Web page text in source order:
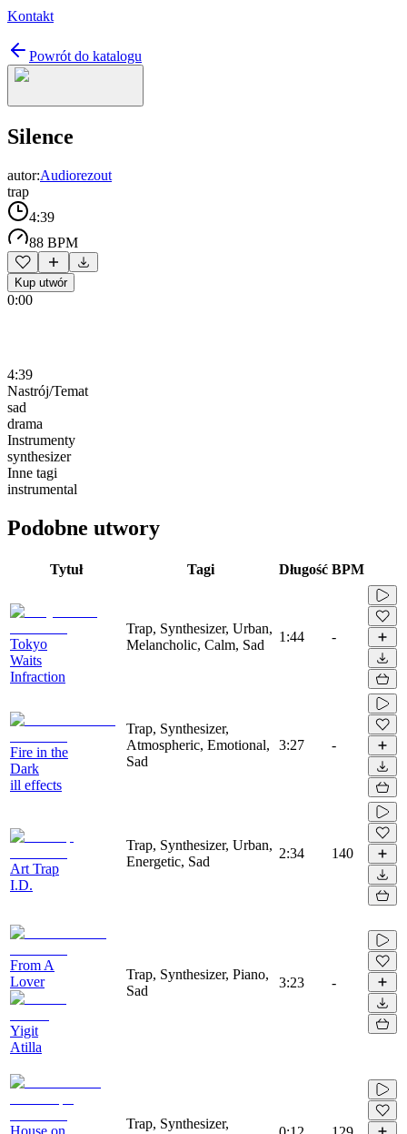
Kontakt
Powrót do katalogu
Silence
autor:Audiorezout
trap
4:39
88 BPM
Kup utwór
0:00
4:39
Nastrój/Temat
sad
drama
Instrumenty
synthesizer
Inne tagi
instrumental
Podobne utwory
Tytuł Tagi Długość BPM
Tokyo
Waits
Infraction
Trap, Synthesizer, Urban,
Melancholic, Calm, Sad
1:44 -
Fire in the
Dark
ill effects
Trap, Synthesizer,
Atmospheric, Emotional,
Sad
3:27 -
Art Trap
I.D.
Trap, Synthesizer, Urban,
Energetic, Sad
2:34 140
From A
Lover
Yigit
Atilla
Trap, Synthesizer, Piano,
Sad
3:23 -
House on
Trap, Synthesizer,